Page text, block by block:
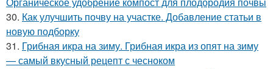
30. Как улучшить почву на участке. Добавление статьи в
новую подборку
31. Грибная икра на зиму. Грибная икра из опят на зиму
— самый вкусный рецепт с чесноком